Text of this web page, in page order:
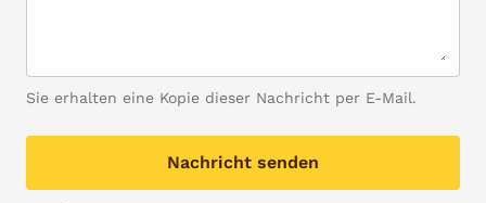
Sie erhalten eine Kopie dieser Nachricht per E-Mail.
Nachricht senden